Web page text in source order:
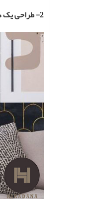
2- طراحی یک دیوار ایده آل